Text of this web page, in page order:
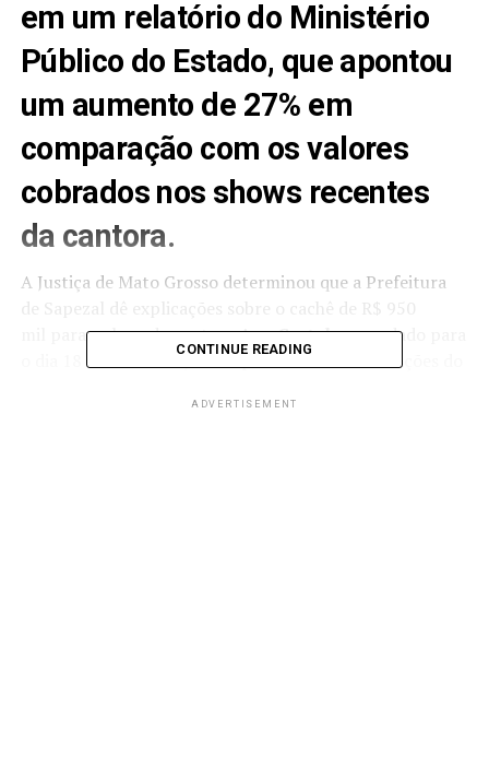
em um relatório do Ministério
Público do Estado, que apontou
um aumento de 27% em
comparação com os valores
cobrados nos shows recentes
da cantora.
A Justiça de Mato Grosso determinou que a Prefeitura
de Sapezal dê explicações sobre o
cachê de R$ 950
para o show da cantoraAna Castela, agendado para
o dia 18 de setembro, como parte das comemorações do
CONTINUE READING
ADVERTISEMENT